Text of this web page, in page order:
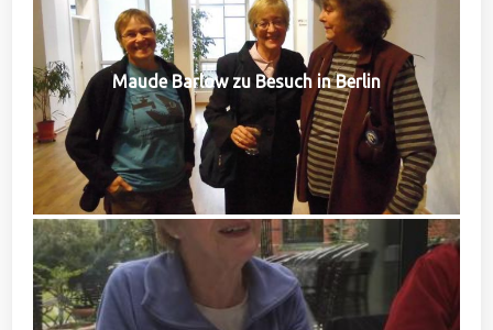
Maude Barlow zu Besuch in Berlin